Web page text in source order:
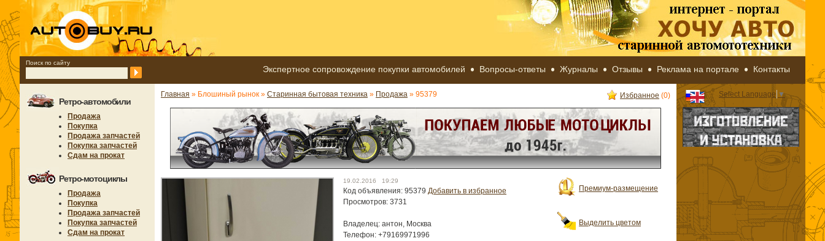
Поиск по сайту
Экспертное сопровождение покупки автомобилей Вопросы-ответы Журналы Отзывы Реклама на портале Контакты
Ретро-автомобили
Продажа
Покупка
Продажа запчастей
Покупка запчастей
Сдам на прокат
Ретро-мотоциклы
Продажа
Покупка
Продажа запчастей
Покупка запчастей
Сдам на прокат
Главная » Блошиный рынок » Старинная бытовая техника » Продажа » 95379 Избранное (0)
Премиум-размещение
Выделить цветом
19.02.2016 19:29
Код объявления: 95379 Добавить в избранное
Просмотров: 3731
Владелец: антон, Москва
Телефон: +79169971996
Select Language ▼